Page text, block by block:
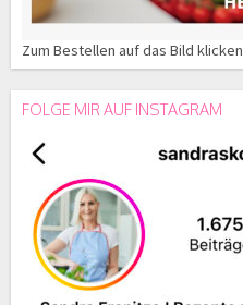
Zum Bestellen auf das Bild klicken
FOLGE MIR AUF INSTAGRAM